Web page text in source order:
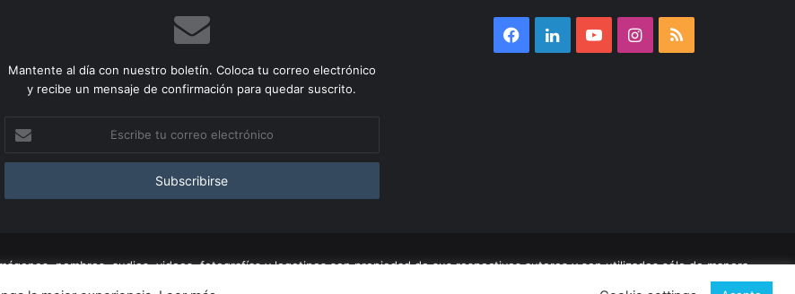
Mantente al día con nuestro boletín. Coloca tu correo electrónico
y recibe un mensaje de confirmación para quedar suscrito.
correo
Facebook
LinkedInYouTubeInstagram
RSS
nombres, audios, videos, fotografías y logotipos son propiedad de sus respectivos autores y son utilizados sólo de manera